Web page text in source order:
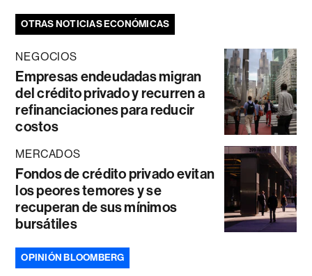
OTRAS NOTICIAS ECONÓMICAS
NEGOCIOS
Empresas endeudadas migran
del crédito privado y recurren a
refinanciaciones para reducir
costos
MERCADOS
Fondos de crédito privado evitan
los peores temores y se
recuperan de sus mínimos
bursátiles
OPINIÓN BLOOMBERG